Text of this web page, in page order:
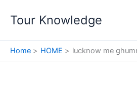
Tour Knowledge
Home HOME lucknow me